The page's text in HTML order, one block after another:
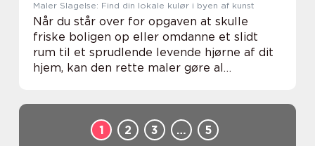
Maler Slagelse: Find din lokale kulør i byen af kunst
Når du står over for opgaven at skulle
friske boligen op eller omdanne et slidt
rum til et sprudlende levende hjørne af dit
hjem, kan den rette maler gøre al
1
2 3 … 5